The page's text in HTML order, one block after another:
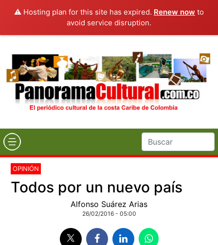
⚠️ Hosting plan for this site has expired. Renew now to
avoid service disruption.
OPINIÓN
Todos por un nuevo país
Alfonso Suárez Arias
26/02/2016 - 05:00